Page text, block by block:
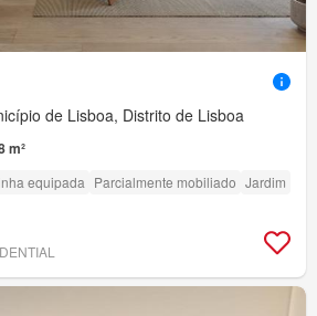
de Lisboa, Distrito de Lisboa
m²
equipada Parcialmente mobiliado Jardim